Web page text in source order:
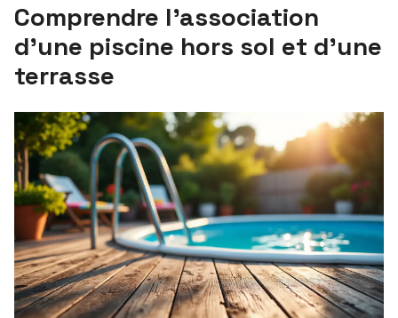
Comprendre l’association
d’une piscine hors sol et d’une
terrasse